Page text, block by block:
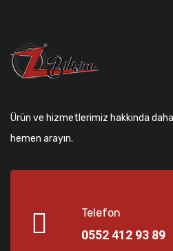
Ürün ve hizmetlerimiz hakkında
hemen arayın.
Telefon
0552 412 93 89